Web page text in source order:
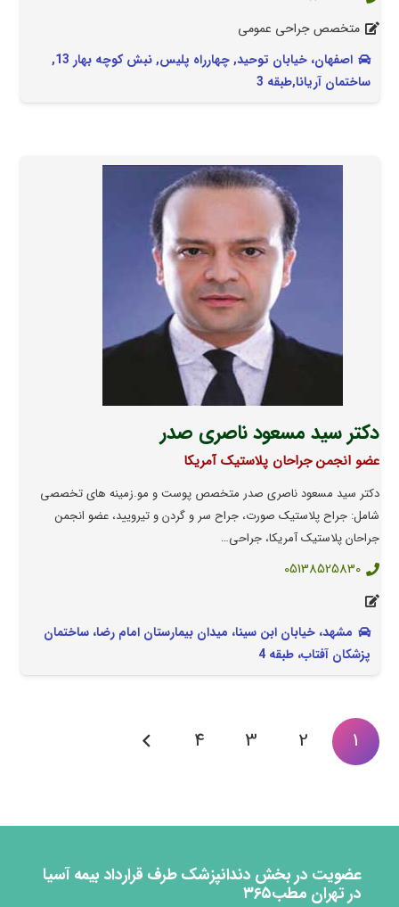
متخصص جراحی عمومی
اصفهان، خیابان توحید, چهارراه پلیس, نبش کوچه بهار 13,
ساختمان آریانا,طبقه 3
دکتر سید مسعود ناصری صدر
عضو انجمن جراحان پلاستیک آمریکا
دکتر سید مسعود ناصری صدر متخصص پوست و مو.زمینه های تخصصی
شامل: جراح پلاستیک صورت، جراح سر و گردن و تیرویید، عضو انجمن
جراحان پلاستیک آمریکا، جراحی…
05138525830
مشهد، خيابان ابن سينا، ميدان بيمارستان امام رضا، ساختمان
پزشكان آفتاب، طبقه 4
1
2
3
4
عضویت در بخش دندانپزشک طرف قرارداد بیمه آسیا
در تهران مطب۳۶۵